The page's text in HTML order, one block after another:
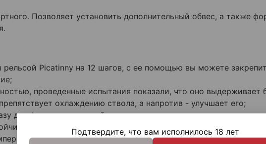
Позволяет установить дополнительный обвес, а также
Picatinny на 12 шагов, с ее помощью вы можете
проведенные испытания показали, что оно
охлаждению ствола, а напротив - улучшает его;
для фиксации модулей, эксплуатация которых приводит к
к физическим воздействиям, как ударным, так и
и уверенно ведет себя в диапазоне от -50 до +50.
Подтвердите, что вам исполнилось 18 лет